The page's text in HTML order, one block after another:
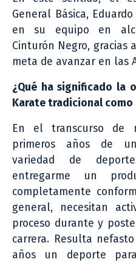
General Básica,
en su equipo en
Cinturón Negro, gracias
meta de avanzar en las
¿Qué ha significado la
Karate tradicional como
En el transcurso de
primeros años de
variedad de
entregarme un
completamente
general, necesitan
proceso durante y
carrera. Resulta
años un deporte